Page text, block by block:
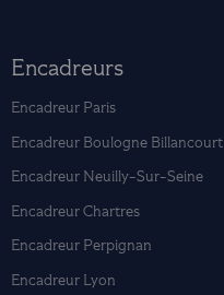
Encadreurs
Encadreur Paris
Encadreur Boulogne Billancourt
Encadreur Neuilly-Sur-Seine
Encadreur Chartres
Encadreur Perpignan
Encadreur Lyon